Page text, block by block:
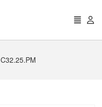
C32.25.PM